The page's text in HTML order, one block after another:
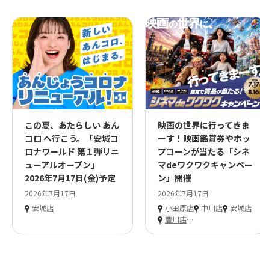
この夏、あたらしい あん
コロ へ行こう。「安城コ
ロナワールド 第１弾リニ
ューアルオープン」
2026年7月17日(金)予定
2026年7月17日
安城店
映画の世界に行ってきま
ーす！映画鑑賞券やポッ
プコーンが当たる「シネ
マdeワクワクキャンペー
ン」開催
2026年7月17日
小田原店
中川店
安城店
豊川店…